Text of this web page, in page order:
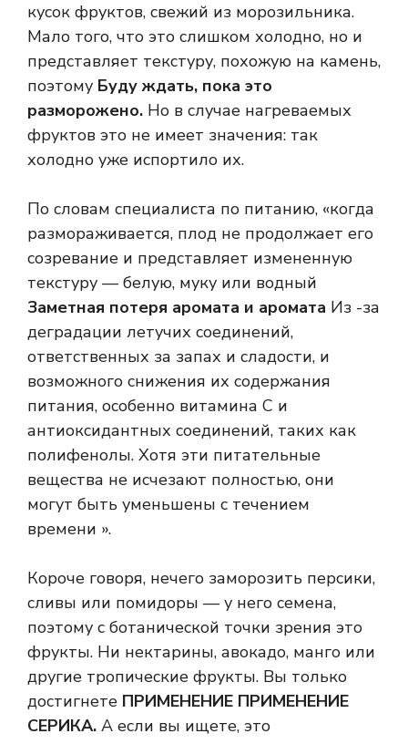
кусок фруктов, свежий из морозильника.
Мало того, что это слишком холодно, но и
представляет текстуру, похожую на камень,
поэтому Буду ждать, пока это
разморожено. Но в случае нагреваемых
фруктов это не имеет значения: так
холодно уже испортило их.
По словам специалиста по питанию, «когда
размораживается, плод не продолжает его
созревание и представляет измененную
текстуру — белую, муку или водный
Заметная потеря аромата и аромата Из -за
деградации летучих соединений,
ответственных за запах и сладости, и
возможного снижения их содержания
питания, особенно витамина С и
антиоксидантных соединений, таких как
полифенолы. Хотя эти питательные
вещества не исчезают полностью, они
могут быть уменьшены с течением
времени ».
Короче говоря, нечего заморозить персики,
сливы или помидоры — у него семена,
поэтому с ботанической точки зрения это
фрукты. Ни нектарины, авокадо, манго или
другие тропические фрукты. Вы только
достигнете ПРИМЕНЕНИЕ ПРИМЕНЕНИЕ
СЕРИКА. А если вы ищете, это